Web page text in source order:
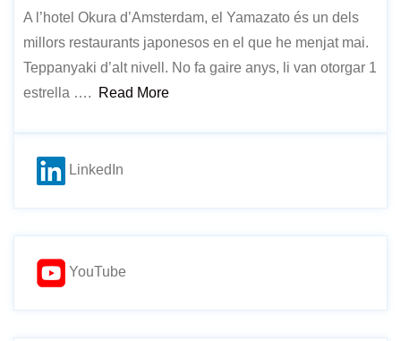
A l’hotel Okura d’Amsterdam, el Yamazato és un dels
millors restaurants japonesos en el que he menjat mai.
Teppanyaki d’alt nivell. No fa gaire anys, li van otorgar 1
estrella ….
Read More
LinkedIn
YouTube